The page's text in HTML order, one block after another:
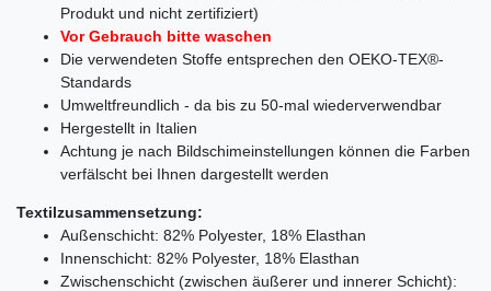
Produkt und nicht zertifiziert)
Vor Gebrauch bitte waschen
Die verwendeten Stoffe entsprechen den OEKO-TEX®-
Standards
Umweltfreundlich - da bis zu 50-mal wiederverwendbar
Hergestellt in Italien
Achtung je nach Bildschimeinstellungen können die Farben
verfälscht bei Ihnen dargestellt werden
Textilzusammensetzung:
Außenschicht: 82% Polyester, 18% Elasthan
Innenschicht: 82% Polyester, 18% Elasthan
Zwischenschicht (zwischen äußerer und innerer Schicht):